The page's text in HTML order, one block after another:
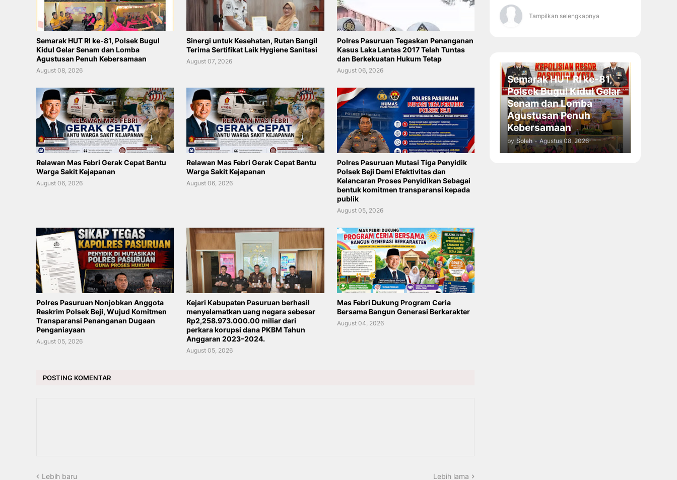
Semarak HUT RI ke-81, Polsek Bugul
Kidul Gelar Senam dan Lomba
Agustusan Penuh Kebersamaan
August 08, 2026
Sinergi untuk Kesehatan, Rutan Bangil
Terima Sertifikat Laik Hygiene Sanitasi
August 07, 2026
Polres Pasuruan Tegaskan Penanganan
Kasus Laka Lantas 2017 Telah Tuntas
dan Berkekuatan Hukum Tetap
August 06, 2026
Relawan Mas Febri Gerak Cepat Bantu
Warga Sakit Kejapanan
August 06, 2026
Relawan Mas Febri Gerak Cepat Bantu
Warga Sakit Kejapanan
August 06, 2026
Polres Pasuruan Mutasi Tiga Penyidik
Polsek Beji Demi Efektivitas dan
Kelancaran Proses Penyidikan Sebagai
bentuk komitmen transparansi kepada
publik
August 05, 2026
Polres Pasuruan Nonjobkan Anggota
Reskrim Polsek Beji, Wujud Komitmen
Transparansi Penanganan Dugaan
Penganiayaan
August 05, 2026
Kejari Kabupaten Pasuruan berhasil
menyelamatkan uang negara sebesar
Rp2,258.973.000.00 miliar dari
perkara korupsi dana PKBM Tahun
Anggaran 2023–2024.
August 05, 2026
Mas Febri Dukung Program Ceria
Bersama Bangun Generasi Berkarakter
August 04, 2026
POSTING KOMENTAR
Lebih baru Lebih lama
Tampilkan selengkapnya
Semarak HUT RI ke-81,
Polsek Bugul Kidul Gelar
Senam dan Lomba
Agustusan Penuh
Kebersamaan
by Soleh - Agustus 08, 2026